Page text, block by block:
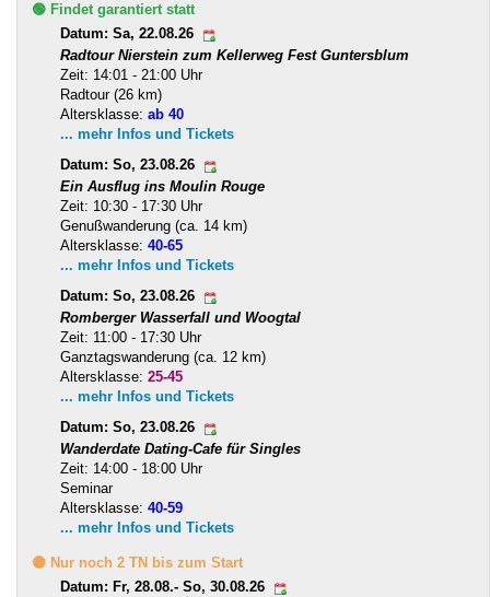
🟢 Findet garantiert statt
Datum: Sa, 22.08.26
Radtour Nierstein zum Kellerweg Fest Guntersblum
Zeit: 14:01 - 21:00 Uhr
Radtour (26 km)
Altersklasse: ab 40
... mehr Infos und Tickets
Datum: So, 23.08.26
Ein Ausflug ins Moulin Rouge
Zeit: 10:30 - 17:30 Uhr
Genußwanderung (ca. 14 km)
Altersklasse: 40-65
... mehr Infos und Tickets
Datum: So, 23.08.26
Romberger Wasserfall und Woogtal
Zeit: 11:00 - 17:30 Uhr
Ganztagswanderung (ca. 12 km)
Altersklasse: 25-45
... mehr Infos und Tickets
Datum: So, 23.08.26
Wanderdate Dating-Cafe für Singles
Zeit: 14:00 - 18:00 Uhr
Seminar
Altersklasse: 40-59
... mehr Infos und Tickets
🟡 Nur noch 2 TN bis zum Start
Datum: Fr, 28.08.- So, 30.08.26